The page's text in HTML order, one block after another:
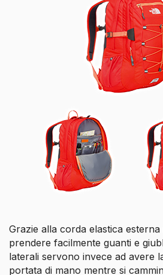
Grazie alla corda elastica
prendere facilmente guanti e
laterali servono invece ad avere
portata di mano mentre si